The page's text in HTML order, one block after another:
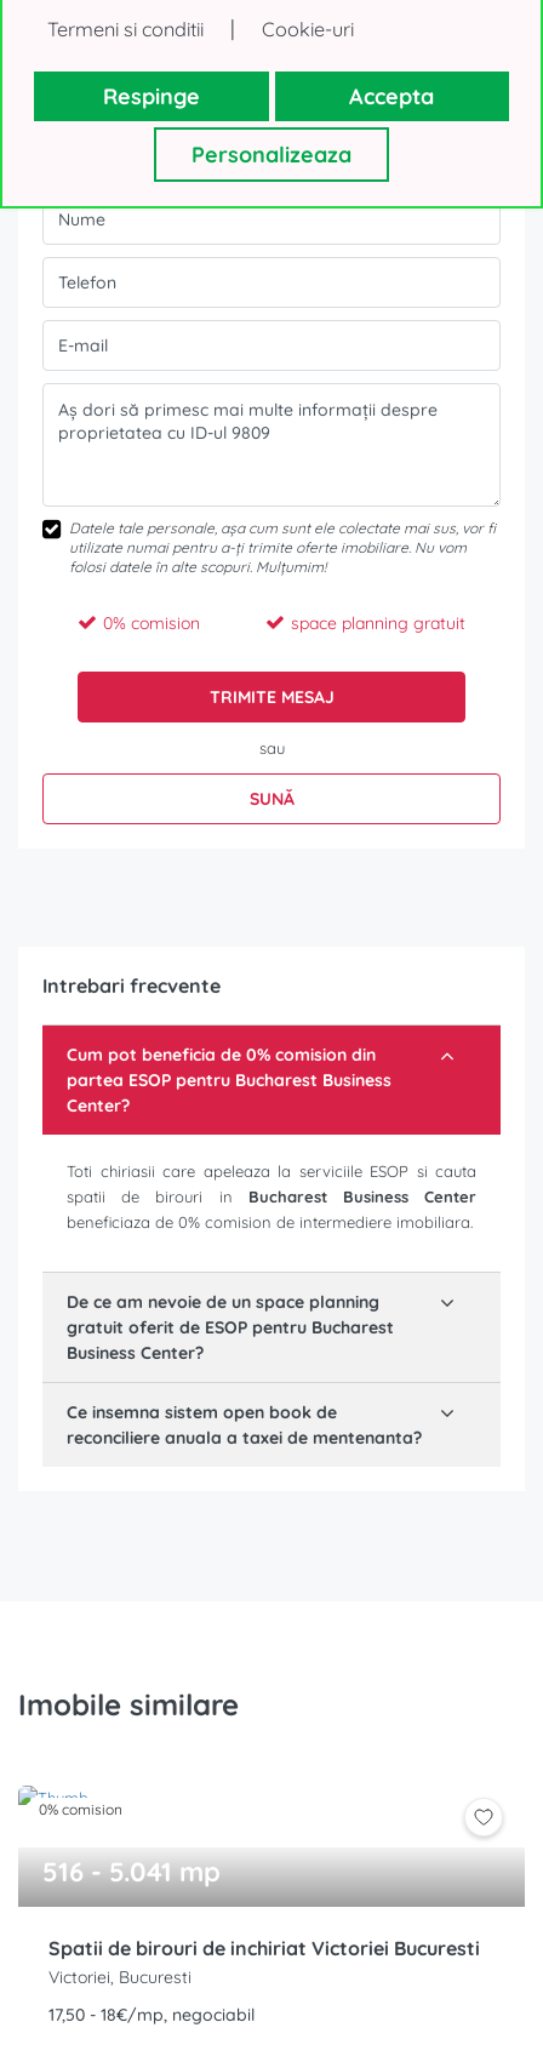
Datele tale personale, așa cum sunt ele colectate mai sus, vor fi
utilizate numai pentru a-ți trimite oferte imobiliare. Nu vom
folosi datele în alte scopuri. Mulțumim!
0% comision space planning gratuit
TRIMITE MESAJ
sau
SUNĂ
Intrebari frecvente
Cum pot beneficia de 0% comision din
partea ESOP pentru Bucharest Business
Center?
Toti chiriasii care apeleaza la serviciile ESOP si cauta
spatii de birouri in Bucharest Business Center
beneficiaza de 0% comision de intermediere imobiliara.
De ce am nevoie de un space planning
gratuit oferit de ESOP pentru Bucharest
Business Center?
Ce insemna sistem open book de
reconciliere anuala a taxei de mentenanta?
Imobile similare
0% comision
516 - 5.041 mp
Spatii de birouri de inchiriat Victoriei Bucuresti
Victoriei, Bucuresti
17,50 - 18€/mp, negociabil
Termeni si conditii | Cookie-uri
Respinge Accepta
Personalizeaza